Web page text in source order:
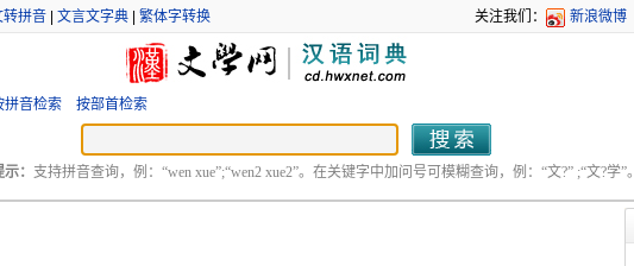
转拼音| 文言文字典| 繁体字转换 关注我们： 新浪微博
拼音检索 按部首检索
： 支持拼音查询，例：“wen xue”;“wen2 xue2”。在关键字中加问号可模糊查询，例：“文?” ;“文?学”。